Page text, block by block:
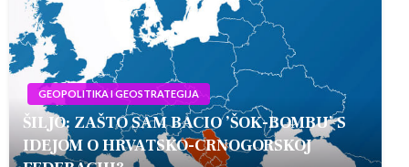
GEOPOLITIKA I GEOSTRATEGIJA
ŠILJO: ZAŠTO SAM BACIO ’ŠOK-BOMBU’ S
IDEJOM O HRVATSKO-CRNOGORSKOJ